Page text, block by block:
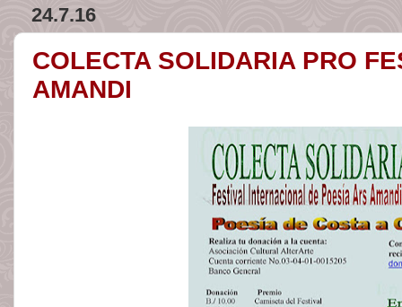
24.7.16
COLECTA SOLIDARIA PRO
AMANDI